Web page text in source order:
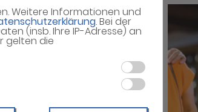
Weitere Informationen und
. Bei der
(insb. Ihre IP-Adresse) an
gelten die